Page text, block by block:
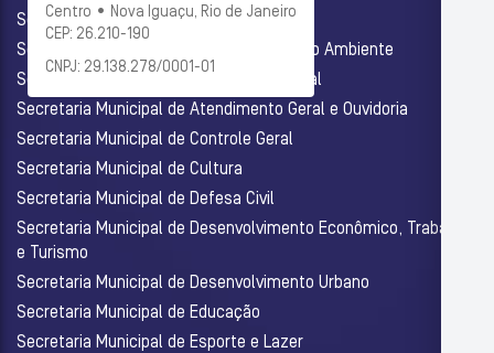
Centro • Nova Iguaçu, Rio de Janeiro
CEP: 26.210-190
CNPJ: 29.138.278/0001-01
Secretaria Municipal de Administração
Secretaria Municipal de Agricultura e Meio Ambiente
Secretaria Municipal de Assistência Social
Secretaria Municipal de Atendimento Geral e Ouvidoria
Secretaria Municipal de Controle Geral
Secretaria Municipal de Cultura
Secretaria Municipal de Defesa Civil
Secretaria Municipal de Desenvolvimento Econômico, Trabalho
e Turismo
Secretaria Municipal de Desenvolvimento Urbano
Secretaria Municipal de Educação
Secretaria Municipal de Esporte e Lazer